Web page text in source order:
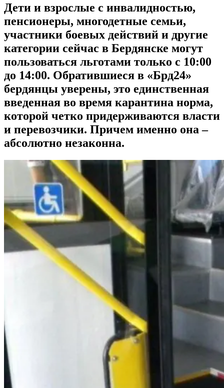
Дети и взрослые с инвалидностью,
пенсионеры, многодетные семьи,
участники боевых действий и другие
категории сейчас в Бердянске могут
пользоваться льготами только с 10:00
до 14:00. Обратившиеся в «Брд24»
бердянцы уверены, это единственная
введенная во время карантина норма,
которой четко придерживаются власти
и перевозчики. Причем именно она –
абсолютно незаконна.